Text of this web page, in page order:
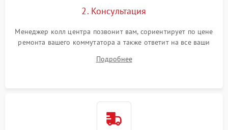
2. Консультация
Менеджер колл центра позвонит вам, сориентирует по цене
ремонта вашего коммутатора а также ответит на все ваши
Подробнее